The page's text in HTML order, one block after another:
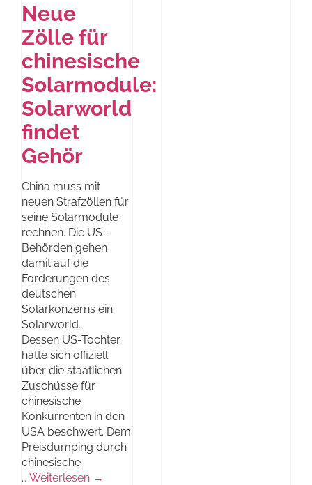
Neue
Zölle für
chinesische
Solarmodule:
Solarworld
findet
Gehör
China muss mit
neuen Strafzöllen für
seine Solarmodule
rechnen. Die US-
Behörden gehen
damit auf die
Forderungen des
deutschen
Solarkonzerns ein
Solarworld.
Dessen US-Tochter
hatte sich offiziell
über die staatlichen
Zuschüsse für
chinesische
Konkurrenten in den
USA beschwert. Dem
Preisdumping durch
chinesische
… Weiterlesen →